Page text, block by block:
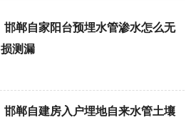
邯郸自家阳台预埋水管渗水怎么无
损测漏
邯郸自建房入户埋地自来水管土壤